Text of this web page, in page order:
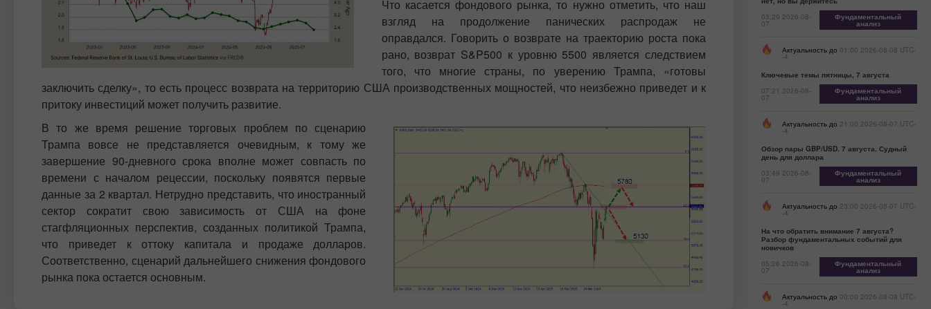
Что касается фондового рынка, то нужно отметить, что наш
взгляд на продолжение панических распродаж не
оправдался. Говорить о возврате на траекторию роста пока
рано, возврат S&P500 к уровню 5500 является следствием
того, что многие страны, по уверению Трампа, «готовы
заключить сделку», то есть процесс возврата на территорию США производственных мощностей, что неизбежно приведет и к
притоку инвестиций может получить развитие.
В то же время решение торговых проблем по сценарию
Трампа вовсе не представляется очевидным, к тому же
завершение 90-дневного срока вполне может совпасть по
времени с началом рецессии, поскольку появятся первые
данные за 2 квартал. Нетрудно представить, что иностранный
сектор сократит свою зависимость от США на фоне
стагфляционных перспектив, созданных политикой Трампа,
что приведет к оттоку капитала и продаже долларов.
Соответственно, сценарий дальнейшего снижения фондового
рынка пока остается основным.
03:29 2026-08-
07
Фундаментальный
анализ
Актуальность до 01:00 2026-08-08 UTC-
-4
Ключевые темы пятницы, 7 августа
07:21 2026-08-
07
Фундаментальный
анализ
Актуальность до 21:00 2026-08-07 UTC-
-4
Обзор пары GBP/USD. 7 августа. Судный
день для доллара
03:49 2026-08-
07
Фундаментальный
анализ
Актуальность до 23:00 2026-08-07 UTC-
-4
На что обратить внимание 7 августа?
Разбор фундаментальных событий для
новичков
05:26 2026-08-
07
Фундаментальный
анализ
Актуальность до 00:00 2026-08-08 UTC-
-4